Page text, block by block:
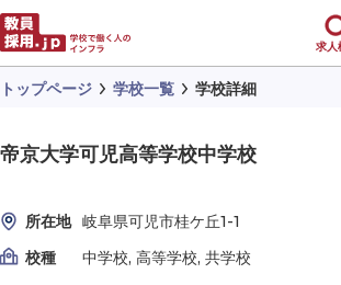
求人
トップページ 学校一覧 学校詳細
帝京大学可児高等学校中学校
所在地 岐阜県可児市桂ケ丘1-1
校種
中学校, 高等学校, 共学校